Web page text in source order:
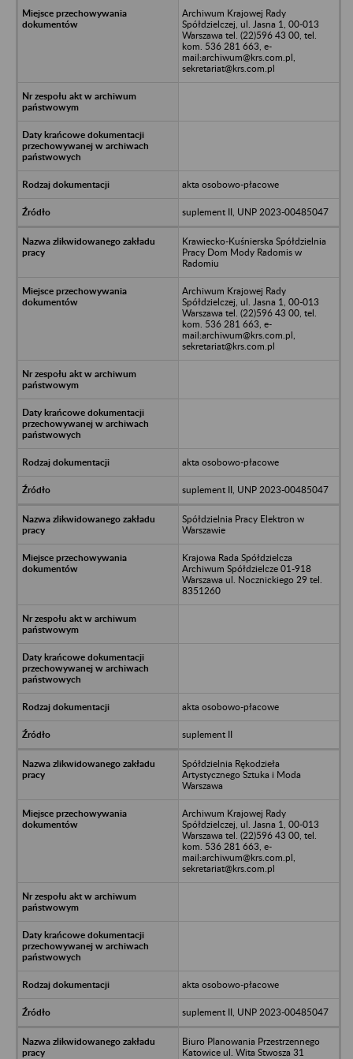
Archiwum Krajowej Rady
Spółdzielczej, ul. Jasna 1, 00-013
Warszawa tel. (22)596 43 00, tel.
kom. 536 281 663, e-
mail:archiwum@krs.com.pl,
sekretariat@krs.com.pl
akta osobowo-płacowe
suplement II, UNP 2023-00485047
Krawiecko-Kuśnierska Spółdzielnia
Pracy Dom Mody Radomis w
Radomiu
Archiwum Krajowej Rady
Spółdzielczej, ul. Jasna 1, 00-013
Warszawa tel. (22)596 43 00, tel.
kom. 536 281 663, e-
mail:archiwum@krs.com.pl,
sekretariat@krs.com.pl
akta osobowo-płacowe
suplement II, UNP 2023-00485047
Spółdzielnia Pracy Elektron w
Warszawie
Krajowa Rada Spółdzielcza
Archiwum Spółdzielcze 01-918
Warszawa ul. Nocznickiego 29 tel.
8351260
akta osobowo-płacowe
suplement II
Spółdzielnia Rękodzieła
Artystycznego Sztuka i Moda
Warszawa
Archiwum Krajowej Rady
Spółdzielczej, ul. Jasna 1, 00-013
Warszawa tel. (22)596 43 00, tel.
kom. 536 281 663, e-
mail:archiwum@krs.com.pl,
sekretariat@krs.com.pl
akta osobowo-płacowe
suplement II, UNP 2023-00485047
Biuro Planowania Przestrzennego
Katowice ul. Wita Stwosza 31